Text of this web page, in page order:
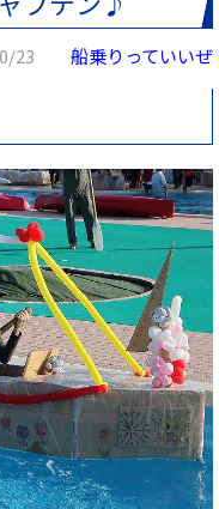
23 船乗りっていいぜ